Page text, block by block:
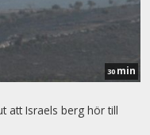
30 min
att Israels berg hör till